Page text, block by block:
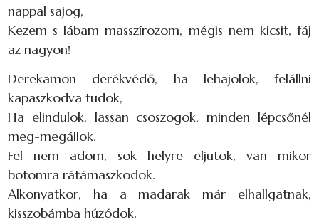
nappal sajog,
Kezem s lábam masszírozom, mégis nem kicsit, fáj
az nagyon!
Derekamon derékvédő, ha lehajolok, felállni
kapaszkodva tudok,
Ha elindulok, lassan csoszogok, minden lépcsőnél
meg-megállok.
Fel nem adom, sok helyre eljutok, van mikor
botomra rátámaszkodok.
Alkonyatkor, ha a madarak már elhallgatnak,
kisszobámba húzódok.